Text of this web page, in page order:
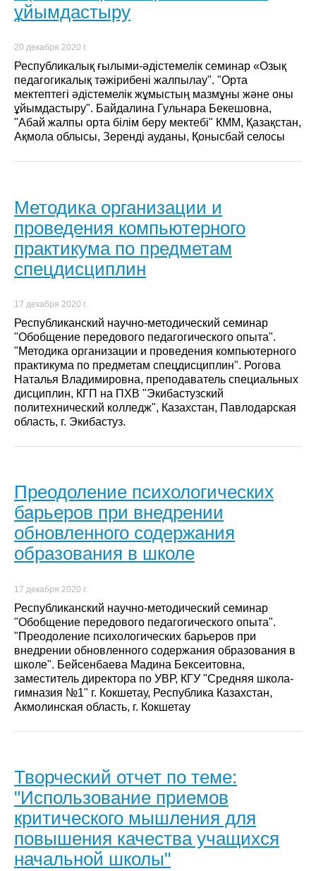
ұйымдастыру
20 декабря 2020 г.
Республикалық ғылыми-әдістемелік семинар «Озық
педагогикалық тәжірибені жалпылау". "Орта
мектептегі әдістемелік жұмыстың мазмұны және оны
ұйымдастыру". Байдалина Гульнара Бекешовна,
"Абай жалпы орта білім беру мектебі" КММ, Қазақстан,
Ақмола облысы, Зеренді ауданы, Қонысбай селосы
Методика организации и
проведения компьютерного
практикума по предметам
спецдисциплин
17 декабря 2020 г.
Республиканский научно-методический семинар
"Обобщение передового педагогического опыта".
"Методика организации и проведения компьютерного
практикума по предметам спецдисциплин". Рогова
Наталья Владимировна, преподаватель специальных
дисциплин, КГП на ПХВ "Экибастузский
политехнический колледж", Казахстан, Павлодарская
область, г. Экибастуз.
Преодоление психологических
барьеров при внедрении
обновленного содержания
образования в школе
17 декабря 2020 г.
Республиканский научно-методический семинар
"Обобщение передового педагогического опыта".
"Преодоление психологических барьеров при
внедрении обновленного содержания образования в
школе". Бейсенбаева Мадина Бексеитовна,
заместитель директора по УВР, КГУ "Средняя школа-
гимназия №1" г. Кокшетау, Республика Казахстан,
Акмолинская область, г. Кокшетау
Творческий отчет по теме:
"Использование приемов
критического мышления для
повышения качества учащихся
начальной школы"